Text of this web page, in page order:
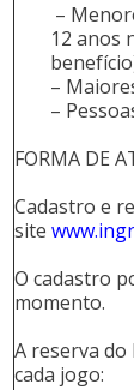
–
12 anos
–
–
FORMA DE
Cadastro e
site
O cadastro
momento.
A reserva
cada jogo: